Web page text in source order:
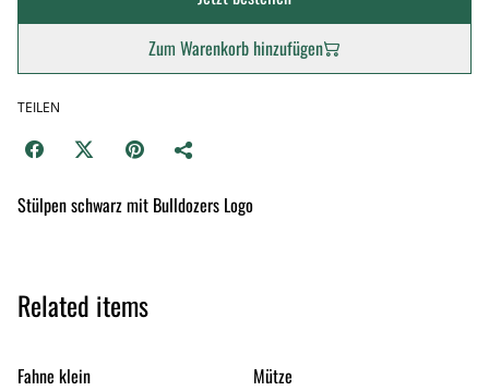
Zum Warenkorb hinzufügen
TEILEN
Stülpen schwarz mit Bulldozers Logo
Related items
Fahne klein %
Mütze